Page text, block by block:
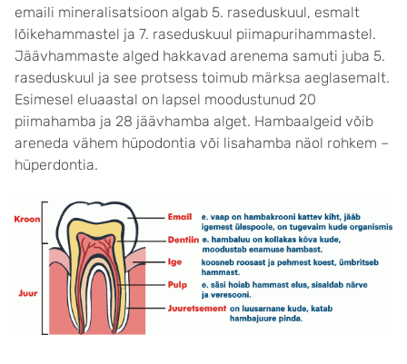
emaili mineralisatsioon algab 5. raseduskuul, esmalt
lõikehammastel ja 7. raseduskuul piimapurihammastel.
Jäävhammaste alged hakkavad arenema samuti juba 5.
raseduskuul ja see protsess toimub märksa aeglasemalt.
Esimesel eluaastal on lapsel moodustunud 20
piimahamba ja 28 jäävhamba alget. Hambaalgeid võib
areneda vähem hüpodontia või lisahamba näol rohkem –
hüperdontia.